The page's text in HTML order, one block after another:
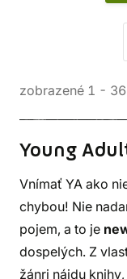
zobrazené 1 - 36
Young
Vnímať YA ako
chybou! Nie
pojem, a to je
dospelých. Z
žánri nájdu